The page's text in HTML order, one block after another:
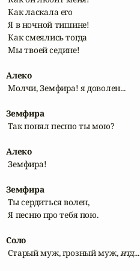
Как ласкала его
Я в ночной тишине!
Как смеялись тогда
Мы твоей седине!
Алеко
Молчи, Земфира! я доволен...
Земфира
Так понял песню ты мою?
Алеко
Земфира!
Земфира
Ты сердиться волен,
Я песню про тебя пою.
Соло
Старый муж, грозный муж, итд...